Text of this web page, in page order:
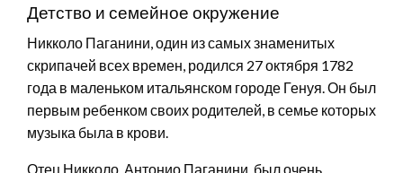
Детство и семейное окружение
Никколо Паганини, один из самых знаменитых
скрипачей всех времен, родился 27 октября 1782
года в маленьком итальянском городе Генуя. Он был
первым ребенком своих родителей, в семье которых
музыка была в крови.
Отец Никколо, Антонио Паганини, был очень